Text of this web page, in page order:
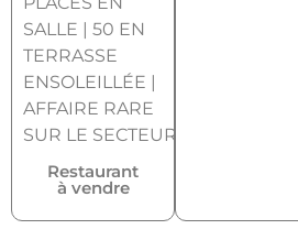
Restaurant
à vendre